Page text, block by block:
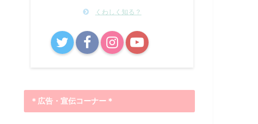
くわしく知る？
＊広告・宣伝コーナー＊